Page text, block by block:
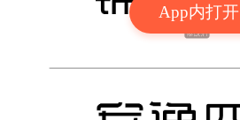
App内打开